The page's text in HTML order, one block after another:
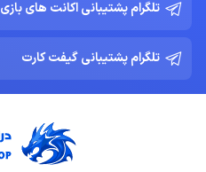
تلگرام پشتیبانی اکانت های بازی
تلگرام پشتیبانی گیفت کارت